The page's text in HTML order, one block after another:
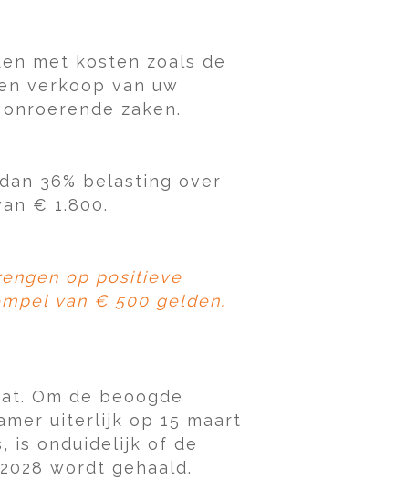
met kosten zoals de
verkoop van uw
zaken.
36% belasting over
€ 1.800.
op positieve
van € 500 gelden.
Om de beoogde
uiterlijk op 15 maart
is onduidelijk of de
wordt gehaald.